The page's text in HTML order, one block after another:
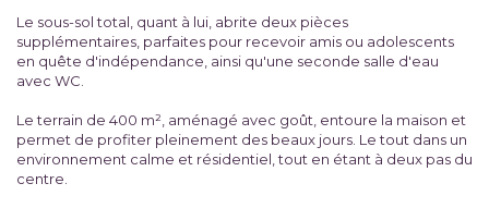
Le sous-sol total, quant à lui, abrite deux pièces
supplémentaires, parfaites pour recevoir amis ou adolescents
en quête d'indépendance, ainsi qu'une seconde salle d'eau
avec WC.
Le terrain de 400 m², aménagé avec goût, entoure la maison et
permet de profiter pleinement des beaux jours. Le tout dans un
environnement calme et résidentiel, tout en étant à deux pas du
centre.